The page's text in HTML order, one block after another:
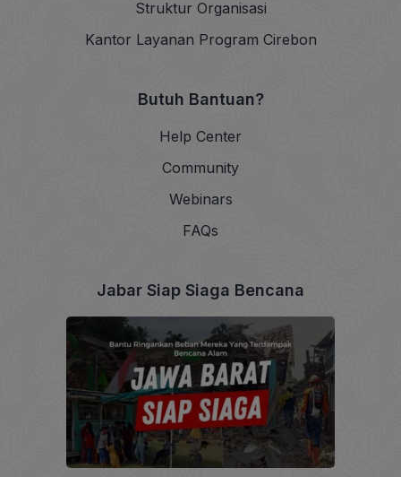
Struktur Organisasi
Kantor Layanan Program Cirebon
Butuh Bantuan?
Help Center
Community
Webinars
FAQs
Jabar Siap Siaga Bencana